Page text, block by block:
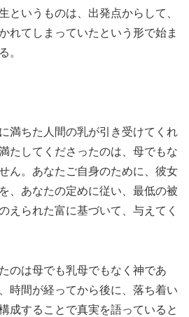
というものは、出発点からして、
れてしまっていたという形で始ま
。
満ちた人間の乳が引き受けてくれ
たしてくださったのは、母でもな
ん。あなたご自身のために、彼女
、あなたの定めに従い、最低の被
えられた富に基づいて、与えてく
のは母でも乳母でもなく神であ
時間が経ってから後に、落ち着い
成することで真実を語っていると